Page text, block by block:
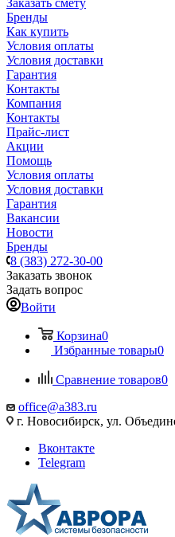
Заказать смету
Бренды
Как купить
Условия оплаты
Условия доставки
Гарантия
Контакты
Компания
Контакты
Прайс-лист
Акции
Помощь
Условия оплаты
Условия доставки
Гарантия
Вакансии
Новости
Бренды
8 (383) 272-30-00
Заказать звонок
Задать вопрос
Войти
Корзина0
Избранные товары0
Сравнение товаров0
office@a383.ru
г. Новосибирск, ул.
Вконтакте
Telegram